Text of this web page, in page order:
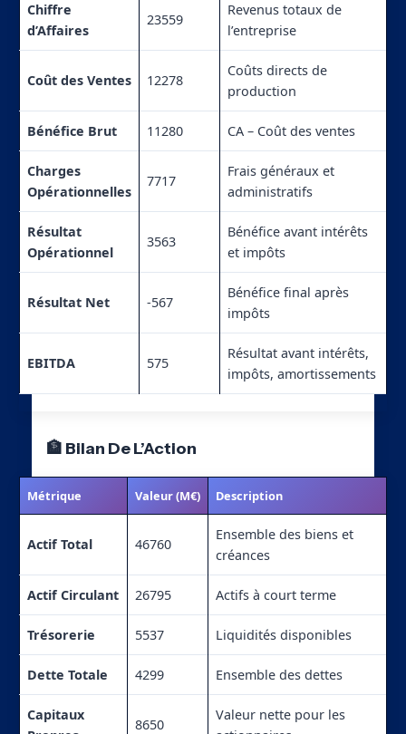
Chiffre
d’Affaires
23559
Revenus totaux de
l’entreprise
Coût des Ventes 12278
Coûts directs de
production
Bénéfice Brut 11280 CA – Coût des ventes
Charges
Opérationnelles
7717
Frais généraux et
administratifs
Résultat
Opérationnel
3563
Bénéfice avant intérêts
et impôts
Résultat Net -567
Bénéfice final après
impôts
EBITDA 575
Résultat avant intérêts,
impôts, amortissements
🏦 Bilan De L’Action
Métrique Valeur (M€) Description
Actif Total 46760
Ensemble des biens et
créances
Actif Circulant 26795 Actifs à court terme
Trésorerie 5537 Liquidités disponibles
Dette Totale 4299 Ensemble des dettes
Capitaux
8650
Valeur nette pour les